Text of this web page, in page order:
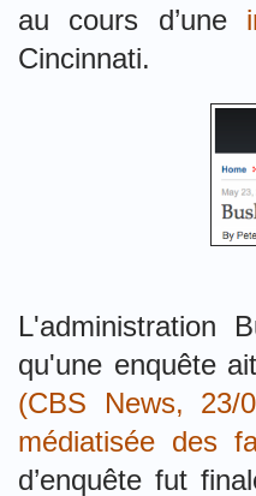
au cours d’une
Cincinnati.
L'administration
qu'une enquête
(CBS News, 23/
médiatisée des
d’enquête fut